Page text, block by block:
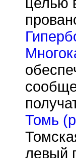
Томь
левый